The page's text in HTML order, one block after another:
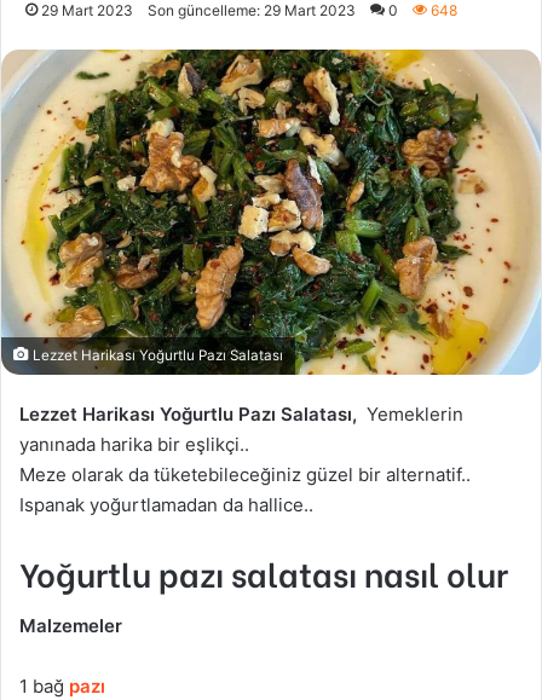
29 Mart 2023 Son güncelleme: 29 Mart 2023 0 648
Lezzet Harikası Yoğurtlu Pazı Salatası
Lezzet Harikası Yoğurtlu Pazı Salatası, Yemeklerin
yanınada harika bir eşlikçi..
Meze olarak da tüketebileceğiniz güzel bir alternatif..
Ispanak yoğurtlamadan da hallice..
Yoğurtlu pazı salatası nasıl olur
Malzemeler
1 bağ pazı